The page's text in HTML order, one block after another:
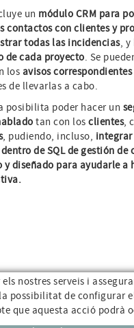
un módulo CRM para
contactos con clientes y
todas las incidencias, y
de cada proyecto. Se
los avisos correspondientes
de llevarlas a cabo.
posibilita poder hacer un
tan con losclientes,
, pudiendo, incluso,
de SQL de gestión de
y diseñado para ayudarle a
Ajuda Online
nostres serveis i
possibilitat de
que aquesta acció